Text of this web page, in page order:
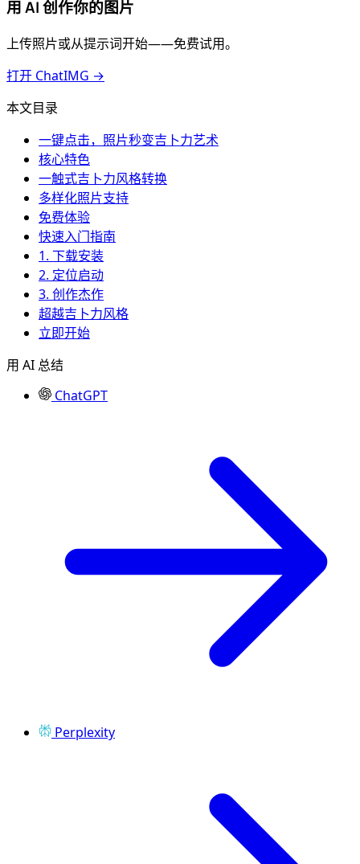
用 AI 创作你的图片
上传照片或从提示词开始——免费试用。
打开 ChatIMG →
本文目录
一键点击，照片秒变吉卜力艺术
核心特色
一触式吉卜力风格转换
多样化照片支持
免费体验
快速入门指南
1. 下载安装
2. 定位启动
3. 创作杰作
超越吉卜力风格
立即开始
用 AI 总结
ChatGPT
Perplexity